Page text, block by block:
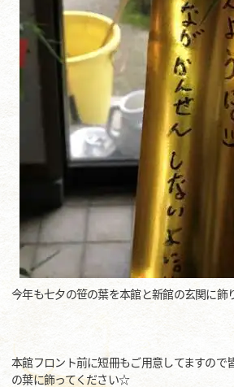
今年も七夕の笹の葉を本館と新館の玄関に飾
本館フロント前に短冊もご用意してますので
の葉に飾ってください☆